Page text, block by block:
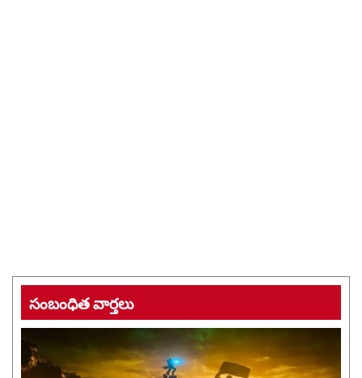
సంబంధిత వార్తలు